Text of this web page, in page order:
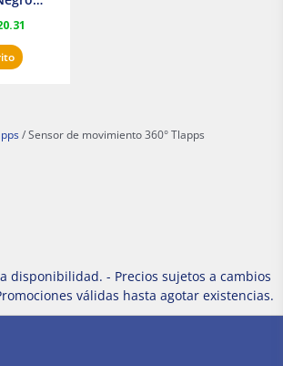
/ Sensor de movimiento 360° Tlapps
disponibilidad. - Precios sujetos a cambios
válidas hasta agotar existencias.